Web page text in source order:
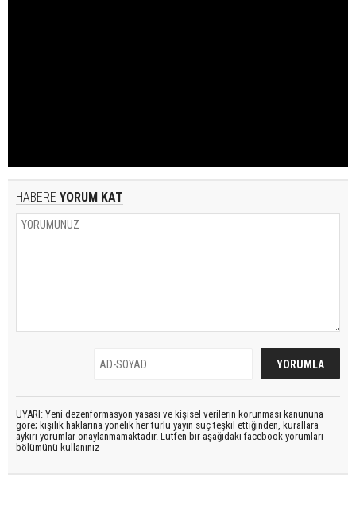
HABERE YORUM KAT
UYARI: Yeni dezenformasyon yasası ve kişisel verilerin korunması kanununa
göre; kişilik haklarına yönelik her türlü yayın suç teşkil ettiğinden, kurallara
aykırı yorumlar onaylanmamaktadır. Lütfen bir aşağıdaki facebook yorumları
bölümünü kullanınız